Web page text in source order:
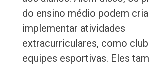
do ensino médio podem
implementar atividades
extracurriculares, como
equipes esportivas. Eles